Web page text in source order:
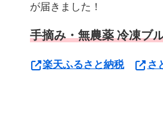
が届きました！
手摘み・無農薬 冷凍ブ
楽天ふるさと納税 さ